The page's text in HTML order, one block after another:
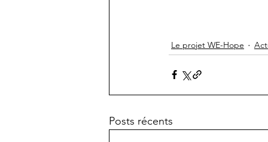
Le projet WE-Hope
Posts récents